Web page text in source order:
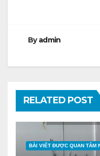
viết
Byadmin
RELATED POST
BÀI VIẾT ĐƯỢC QUAN TÂM